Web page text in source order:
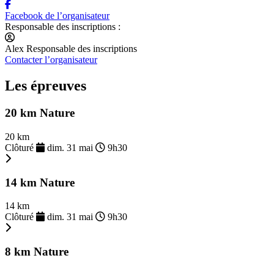
Facebook de l’organisateur
Responsable des inscriptions :
Alex Responsable des inscriptions
Contacter l’organisateur
Les épreuves
20 km Nature
20 km
Clôturé
dim. 31 mai 9h30
14 km Nature
14 km
Clôturé
dim. 31 mai 9h30
8 km Nature